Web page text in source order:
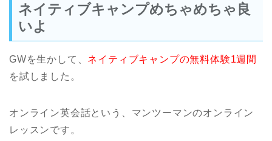
ネイティブキャンプめちゃめちゃ良
いよ
GWを生かして、 ネイティブキャンプの無料体験1週間
を試しました。
オンライン英会話という、マンツーマンのオンライン
レッスンです。